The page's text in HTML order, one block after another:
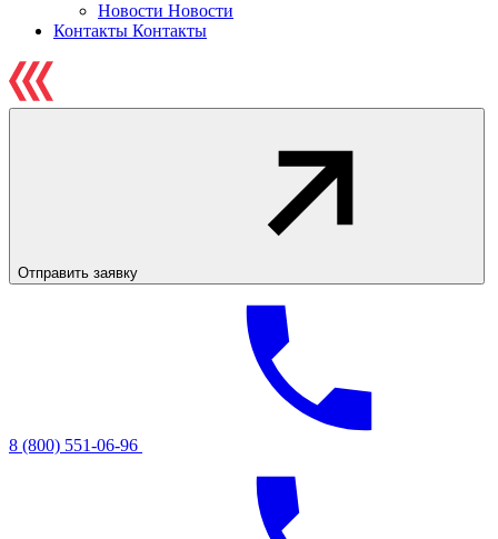
Новости Новости
Контакты Контакты
Отправить заявку
8 (800) 551-06-96